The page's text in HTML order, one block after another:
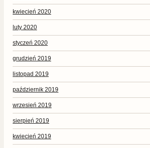
kwiecień 2020
luty 2020
styczeń 2020
grudzień 2019
listopad 2019
październik 2019
wrzesień 2019
sierpień 2019
kwiecień 2019